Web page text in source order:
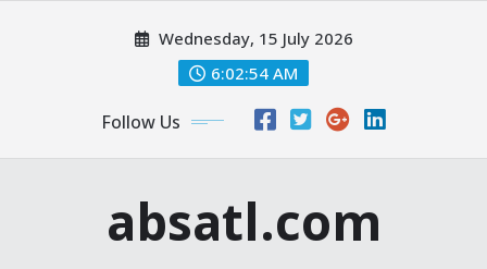
Wednesday, 15 July 2026
6:02:55 AM
Follow Us
absatl.com